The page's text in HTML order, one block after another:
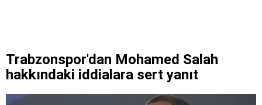
Trabzonspor'dan Mohamed Salah
hakkındaki iddialara sert yanıt